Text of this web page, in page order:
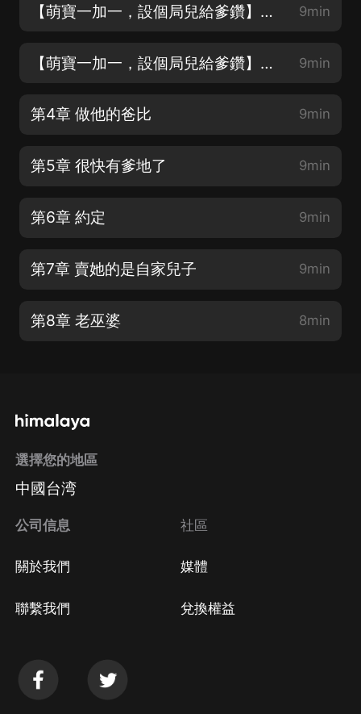
【萌寶一加一，設個局兒給爹鑽】第2章 現在流行帶孩子上班 9min
【萌寶一加一，設個局兒給爹鑽】第3章 老丈人看女婿 9min
第4章 做他的爸比 9min
第5章 很快有爹地了 9min
第6章 約定 9min
第7章 賣她的是自家兒子 9min
第8章 老巫婆 8min
選擇您的地區
中國台湾
公司信息
關於我們
聯繫我們
社區
媒體
兌換權益